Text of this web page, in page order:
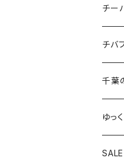
クリ
Tシ
キャ
トー
ラン
ステ
缶バ
キー
クリ
バッ
ステ
缶バ
キー
クリ
ステ
ステ
缶バ
缶バ
缶バ
エコ
Tシャ
ステッ
サコ
ホテ
Tシ
ステ
缶バ
クリ
マスク
チー
Tシ
キャ
エコ
ステ
チバ
Tシ
キャ
ステ
千葉
Tシ
キャ
ゆっ
Tシ